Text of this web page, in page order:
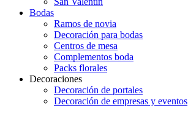
Bodas
Ramos de novia
Decoración para bodas
Centros de mesa
Complementos boda
Packs florales
Decoraciones
Decoración de portales
Decoración de empresas y eventos